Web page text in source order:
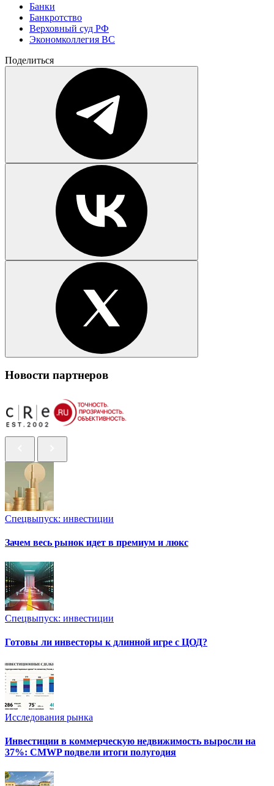
Банки
Банкротство
Верховный суд РФ
Экономколлегия ВС
Поделиться
Новости партнеров
Спецвыпуск: инвестиции
Зачем весь рынок идет в премиум и люкс
Спецвыпуск: инвестиции
Готовы ли инвесторы к длинной игре с ЦОД?
Исследования рынка
Инвестиции в коммерческую недвижимость выросли на
37%: CMWP подвели итоги полугодия